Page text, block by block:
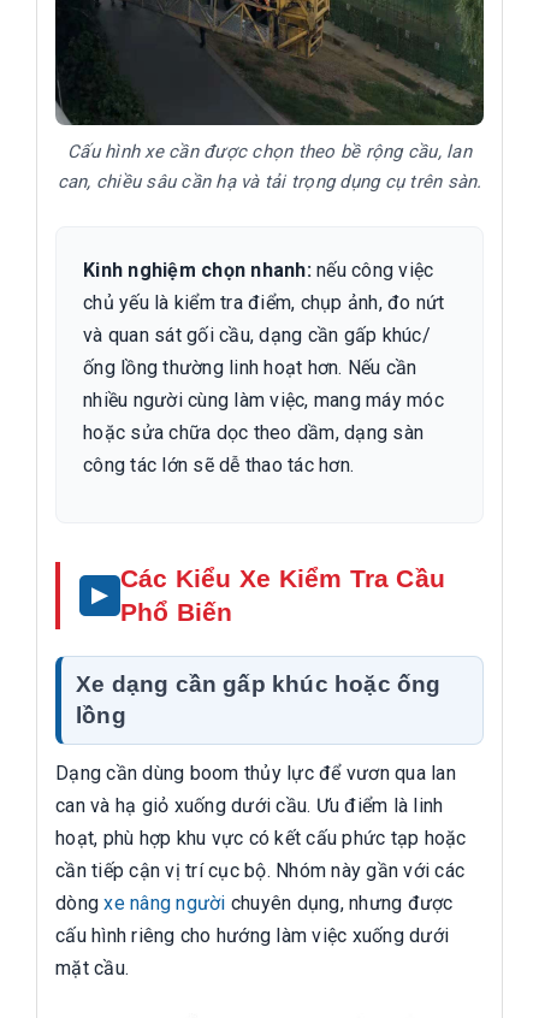
Cấu hình xe cần được chọn theo bề rộng cầu, lan
can, chiều sâu cần hạ và tải trọng dụng cụ trên sàn.
Kinh nghiệm chọn nhanh:nếu công việc
chủ yếu là kiểm tra điểm, chụp ảnh, đo nứt
và quan sát gối cầu, dạng cần gấp khúc/
ống lồng thường linh hoạt hơn. Nếu cần
nhiều người cùng làm việc, mang máy móc
hoặc sửa chữa dọc theo dầm, dạng sàn
công tác lớn sẽ dễ thao tác hơn.
Các Kiểu Xe Kiểm Tra Cầu
Phổ Biến
Xe dạng cần gấp khúc hoặc ống
lồng
Dạng cần dùng boom thủy lực để vươn qua lan
can và hạ giỏ xuống dưới cầu. Ưu điểm là linh
hoạt, phù hợp khu vực có kết cấu phức tạp hoặc
cần tiếp cận vị trí cục bộ. Nhóm này gần với các
dòngxe nâng người chuyên dụng, nhưng được
cấu hình riêng cho hướng làm việc xuống dưới
mặt cầu.